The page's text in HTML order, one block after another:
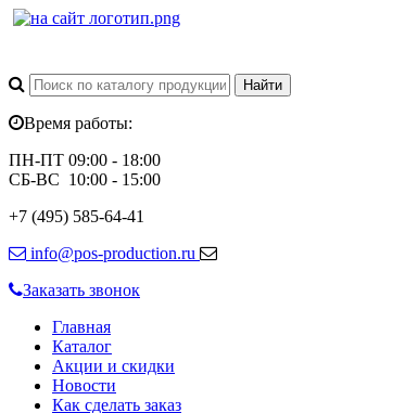
Время работы:
ПН-ПТ 09:00 - 18:00
СБ-ВС 10:00 - 15:00
+7 (495) 585-64-41
info@pos-production.ru
Заказать звонок
Главная
Каталог
Акции и скидки
Новости
Как сделать заказ